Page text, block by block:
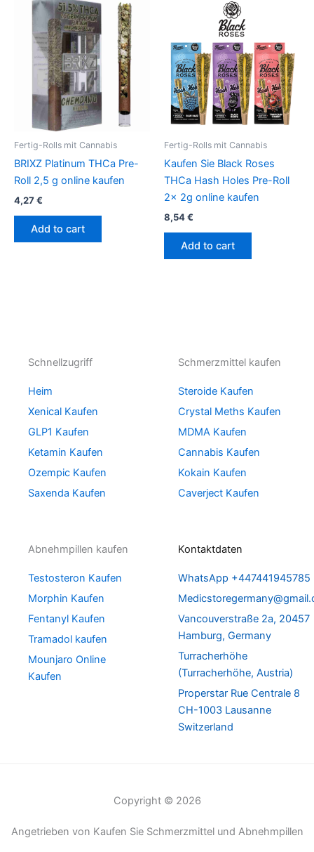
Fertig-Rolls mit Cannabis
BRIXZ Platinum THCa Pre-
Roll 2,5 g online kaufen
4,27€
Add to cart
Fertig-Rolls mit Cannabis
Kaufen Sie Black Roses
THCa Hash Holes Pre-Roll
2x 2g online kaufen
8,54€
Add to cart
Schnellzugriff
Heim
Xenical Kaufen
GLP1 Kaufen
Ketamin Kaufen
Ozempic Kaufen
Saxenda Kaufen
Schmerzmittel kaufen
Steroide Kaufen
Crystal Meths Kaufen
MDMA Kaufen
Cannabis Kaufen
Kokain Kaufen
Caverject Kaufen
Abnehmpillen kaufen
Testosteron Kaufen
Morphin Kaufen
Fentanyl Kaufen
Tramadol kaufen
Mounjaro Online
Kaufen
Kontaktdaten
WhatsApp +447441945785
Vancouverstraße 2a, 20457
Hamburg, Germany
Turracherhöhe
(Turracherhöhe, Austria)
Properstar Rue Centrale 8
CH-1003 Lausanne
Switzerland
Copyright © 2026
Angetrieben von Kaufen Sie Schmerzmittel und Abnehmpillen